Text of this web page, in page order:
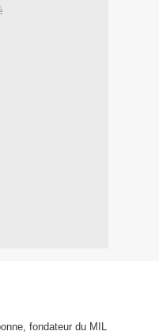
fondateur du MIL